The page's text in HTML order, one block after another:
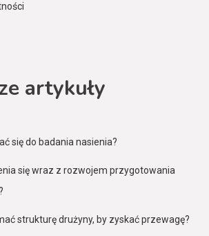
artykuły
się do badania nasienia?
się wraz z rozwojem przygotowania
strukturę drużyny, by zyskać przewagę?